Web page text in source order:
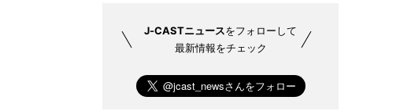
J-CASTニュースをフォローして
最新情報をチェック